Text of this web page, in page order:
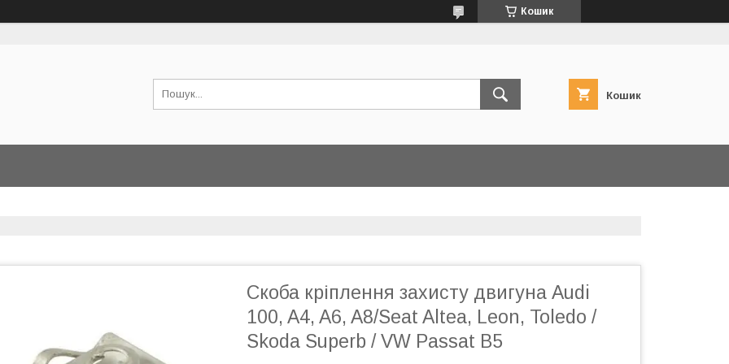
Кошик
Кошик
Скоба кріплення захисту двигуна Audi
100, A4, A6, A8/Seat Altea, Leon, Toledo /
Skoda Superb / VW Passat B5